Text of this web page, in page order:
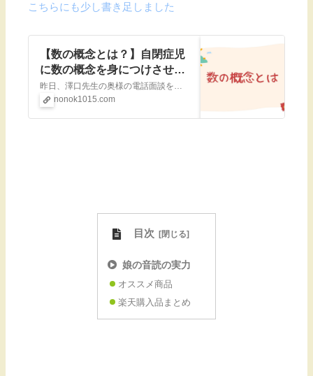
こちらにも少し書き足しました
【数の概念とは？】自閉症児
に数の概念を身につけさせる
には
昨日、澤口先生の奥様の電話面談を受けて「数の概念」を身につけさせるのが今一番娘に必要なことだと理解したのですが、 数の概念って実際何なんだろうって所からまず考えていきたいと思います。数の概念とは澤口京子先生がおっしゃるには「お菓子が3
nonok1015.com
目次
娘の音読の実力
オススメ商品
楽天購入品まとめ